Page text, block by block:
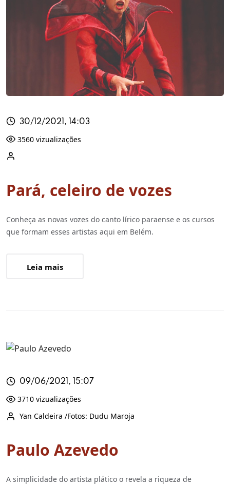
30/12/2021, 14:03
3560 vizualizações
Pará, celeiro de vozes
Conheça as novas vozes do canto lírico paraense e os cursos
que formam esses artistas aqui em Belém.
Leia mais
09/06/2021, 15:07
3710 vizualizações
Yan Caldeira /Fotos: Dudu Maroja
Paulo Azevedo
A simplicidade do artista plático o revela a riqueza de